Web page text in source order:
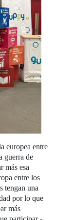
europea entre
guerra de
más esa
entre los
tengan una
por lo que
más